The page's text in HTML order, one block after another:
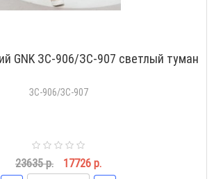
GNK ЗС-906/ЗС-907 светлый туман
ЗС-906/ЗС-907
23635 р. 17726 р.